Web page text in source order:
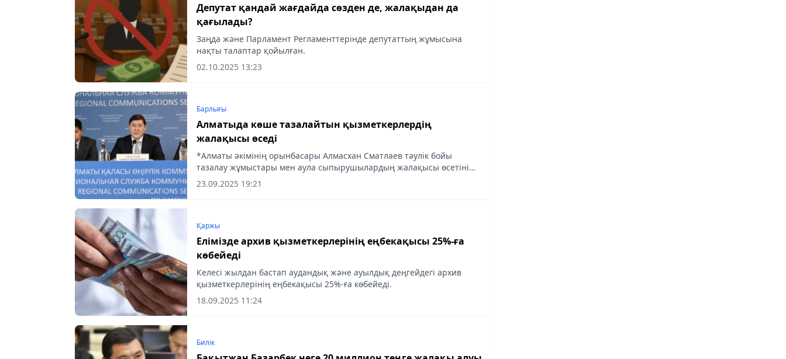
Депутат қандай жағдайда сөзден де, жалақыдан да
қағылады?
Заңда және Парламент Регламенттерінде депутаттың жұмысына
нақты талаптар қойылған.
02.10.2025 13:23
Барлығы
Алматыда көше тазалайтын қызметкерлердің
жалақысы өседі
*Алматы әкімінің орынбасары Алмасхан Сматлаев тәулік бойы
тазалау жұмыстары мен аула сыпырушылардың жалақысы өсетіні
туралы айтты*
23.09.2025 19:21
Қаржы
Елімізде архив қызметкерлерінің еңбекақысы 25%-ға
көбейеді
Келесі жылдан бастап аудандық және ауылдық деңгейдегі архив
қызметкерлерінің еңбекақысы 25%-ға көбейеді.
18.09.2025 11:24
Билік